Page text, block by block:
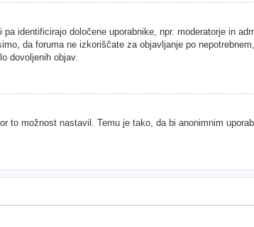
identificirajo določene uporabnike, npr. moderatorje in
da foruma ne izkoriščate za objavljanje po
dovoljenih objav.
možnost nastavil. Temu je tako, da bi anonimnim